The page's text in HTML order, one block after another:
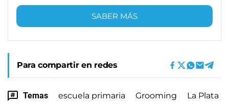
SABER MÁS
Para compartir en redes
Temas escuela primaria Grooming La Plata